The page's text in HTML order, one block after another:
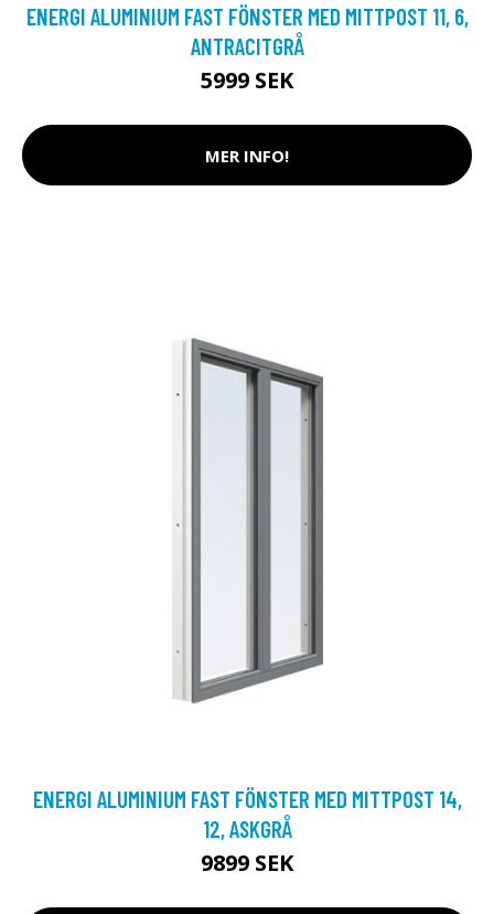
ENERGI ALUMINIUM FAST FÖNSTER MED MITTPOST 11, 6,
ANTRACITGRÅ
5999 SEK
MER INFO!
ENERGI ALUMINIUM FAST FÖNSTER MED MITTPOST 14,
12, ASKGRÅ
9899 SEK